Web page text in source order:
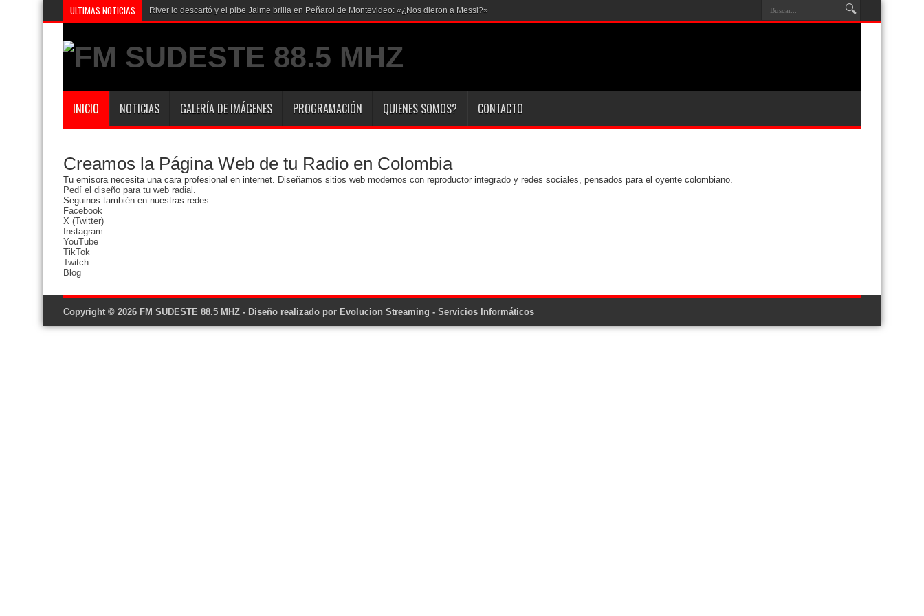
ULTIMAS NOTICIAS River lo descartó y el pibe Jaime brilla en Peñarol de Montevideo: «¿Nos dieron a Messi?»
INICIO NOTICIAS GALERÍA DE IMÁGENES PROGRAMACIÓN QUIENES SOMOS? CONTACTO
Creamos la Página Web de tu Radio en Colombia
Tu emisora necesita una cara profesional en internet. Diseñamos sitios web modernos con reproductor integrado y redes sociales, pensados para el oyente colombiano.
Pedí el diseño para tu web radial.
Seguinos también en nuestras redes:
Facebook
X (Twitter)
Instagram
YouTube
TikTok
Twitch
Blog
Copyright © 2026 FM SUDESTE 88.5 MHZ - Diseño realizado por Evolucion Streaming - Servicios Informáticos